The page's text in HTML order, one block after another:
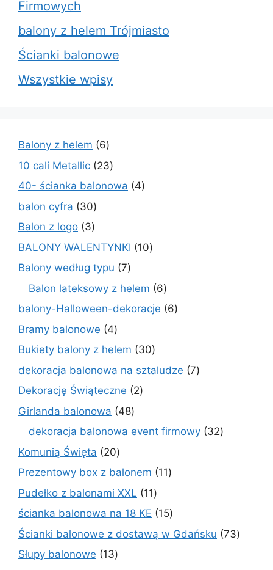
Firmowych
balony z helem Trójmiasto
Ścianki balonowe
Wszystkie wpisy
Balony z helem 66
produktów
10 cali Metallic 2323
produkty
40- ścianka balonowa 44
balon cyfra 3030
produktów
Balon z logo 33
produkty
BALONY WALENTYNKI 1010
Balony według typu 77
produktów
Balon lateksowy z helem 66
produktów
balony-Halloween-dekoracje 66
Bramy balonowe 44
produkty
Bukiety balony z helem 3030
produktów
dekoracja balonowa na sztaludze 77
Dekorację Świąteczne 22
Girlanda balonowa 4848
produktów
dekoracja balonowa event firmowy 3232
Komunią Święta 2020
produktów
Prezentowy box z balonem 1111
Pudełko z balonami XXL 1111
produktów
ścianka balonowa na 18 KE 1515
produktów
Ścianki balonowe z dostawą w Gdańsku 7373
Słupy balonowe 1313